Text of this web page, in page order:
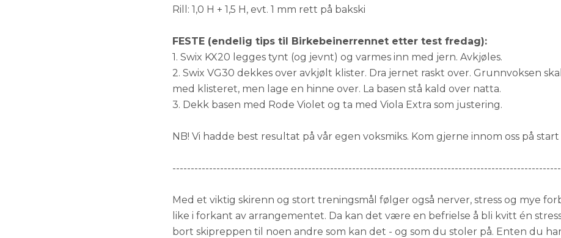
Rill: 1,0 H + 1,5 H, evt. 1 mm rett på bakski
FESTE (endelig tips til Birkebeinerrennet etter test fredag):
1. Swix KX20 legges tynt (og jevnt) og varmes inn med jern. Avkjøles.
2. Swix VG30 dekkes over avkjølt klister. Dra jernet raskt over. Grunnvoksen
med klisteret, men lage en hinne over. La basen stå kald over natta.
3. Dekk basen med Rode Violet og ta med Viola Extra som justering.
NB! Vi hadde best resultat på vår egen voksmiks. Kom gjerne innom oss på
Med et viktig skirenn og stort treningsmål følger også nerver, stress og mye
like i forkant av arrangementet. Da kan det være en befrielse å bli kvitt én
bort skipreppen til noen andre som kan det - og som du stoler på. Enten du